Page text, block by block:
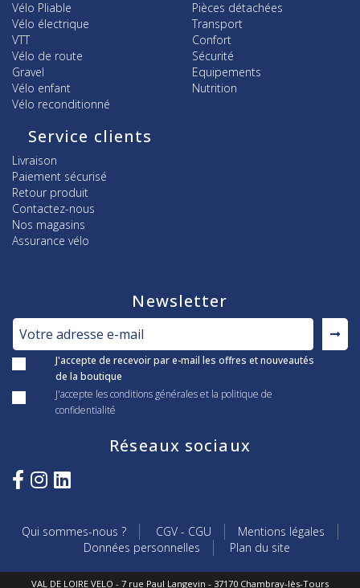
Vélo Pliable
Vélo électrique
VTT
Vélo de route
Gravel
Vélo enfant
Vélo reconditionné
Pièces détachées
Transport
Confort
Sécurité
Equipements
Nutrition
Service clients
Livraison
Paiement sécurisé
Retour produit
Contactez-nous
Nos magasins
Assurance vélo
Newsletter
J'accepte de recevoir par e-mail les offres et nouveautés
de la boutique
J'accepte les conditions générales et la politique de
confidentialité
Réseaux sociaux
Qui sommes-nous ? CGV - CGU
Mentions légales
Données personnelles
Plan du site
VAL DE LOIRE VELO - 7 rue Paul Langevin - 37170 Chambray-lès-Tours